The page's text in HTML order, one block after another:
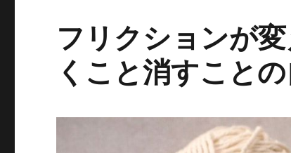
フリクションが
くこと消すこと